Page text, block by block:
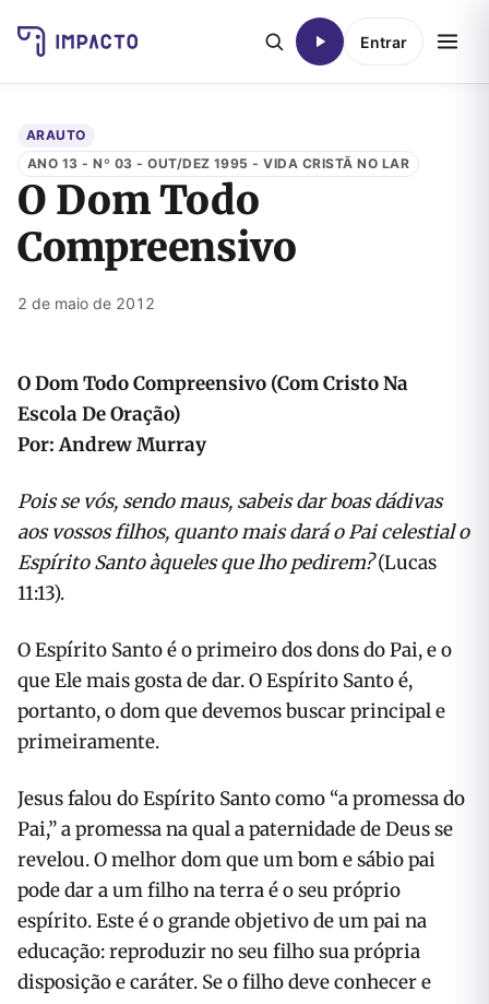
Entrar
ARAUTO
ANO 13 - Nº 03 - OUT/DEZ 1995 - VIDA CRISTÃ NO LAR
O Dom Todo
Compreensivo
2 de maio de 2012
O Dom Todo Compreensivo (Com Cristo Na
Escola De Oração)
Por: Andrew Murray
Pois se vós, sendo maus, sabeis dar boas dádivas
aos vossos filhos, quanto mais dará o Pai celestial o
Espírito Santo àqueles que lho pedirem?(Lucas
11:13).
O Espírito Santo é o primeiro dos dons do Pai, e o
que Ele mais gosta de dar. O Espírito Santo é,
portanto, o dom que devemos buscar principal e
primeiramente.
Jesus falou do Espírito Santo como “a promessa do
Pai,” a promessa na qual a paternidade de Deus se
revelou. O melhor dom que um bom e sábio pai
pode dar a um filho na terra é o seu próprio
espírito. Este é o grande objetivo de um pai na
educação: reproduzir no seu filho sua própria
disposição e caráter. Se o filho deve conhecer e